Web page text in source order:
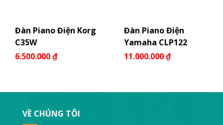
Đàn Piano Điện Korg
C35W
6.500.000₫
Đàn Piano Điện
Yamaha CLP122
11.000.000₫
VỀ CHÚNG TÔI